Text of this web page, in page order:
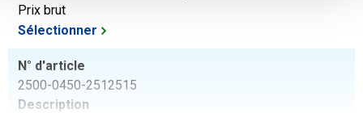
Prix brut
Sélectionner
N° d'article
2500-0450-2512515
Description